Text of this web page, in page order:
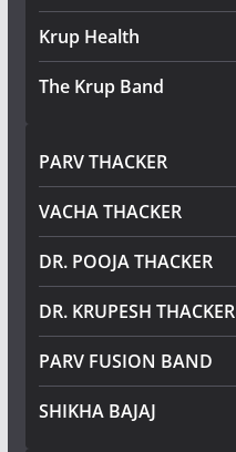
Krup Health
The Krup Band
PARV THACKER
VACHA THACKER
DR. POOJA THACKER
DR. KRUPESH THACKER
PARV FUSION BAND
SHIKHA BAJAJ